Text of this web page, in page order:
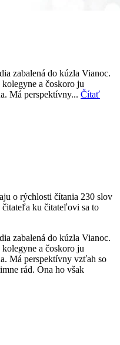
zabalená do kúzla Vianoc.
a čoskoro ju
Má perspektívny... Čítať
o rýchlosti čítania 230 slov
ku čitateľovi sa to
zabalená do kúzla Vianoc.
a čoskoro ju
Má perspektívny vzťah so
rád. Ona ho však